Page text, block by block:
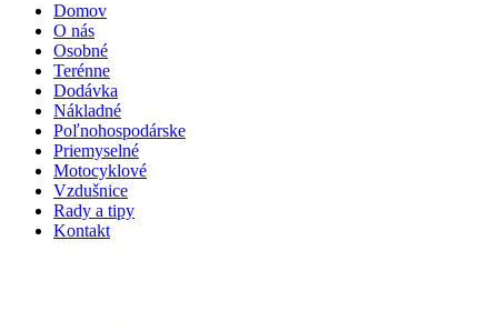
Domov
O nás
Osobné
Terénne
Dodávka
Nákladné
Poľnohospodárske
Priemyselné
Motocyklové
Vzdušnice
Rady a tipy
Kontakt